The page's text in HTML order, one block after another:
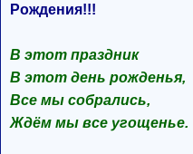
Рождения!!!
В этот праздник
В этот день рожденья,
Все мы собрались,
Ждём мы все угощенье.